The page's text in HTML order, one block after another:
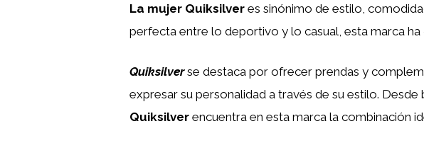
La mujer Quiksilver es sinónimo de estilo,
perfecta entre lo deportivo y lo casual, esta marca
Quiksilverse destaca por ofrecer prendas y
expresar su personalidad a través de su estilo.
Quiksilver encuentra en esta marca la combinación